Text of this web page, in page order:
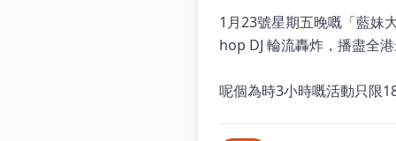
1月23號星期五晚嘅「藍妹
hop DJ 輪流轟炸，播盡全
呢個為時3小時嘅活動只限